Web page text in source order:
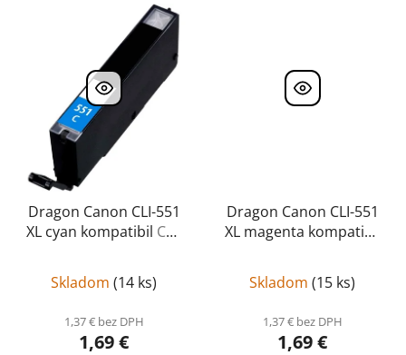
Dragon Canon CLI-551
XL cyan kompatibil CLI-
Skladom (14 ks)
1,37 € bez DPH
1,69 €
Dragon Canon CLI-551
XL magenta kompatibil
Skladom (15 ks)
1,37 € bez DPH
1,69 €